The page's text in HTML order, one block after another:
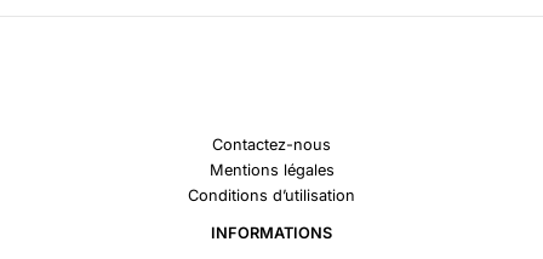
Contactez-nous
Mentions légales
Conditions d’utilisation
INFORMATIONS